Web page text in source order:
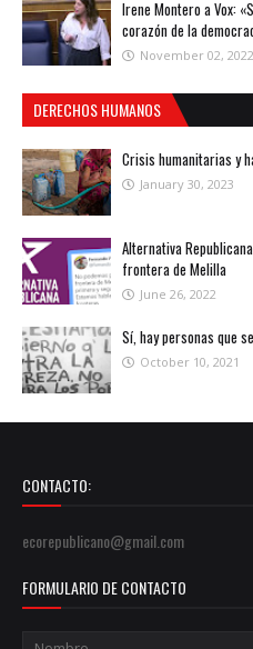
Irene Montero a Vox:
corazón de la
November 02, 2022
DERECHOS HUMANOS
Crisis humanitarias y
January 30, 2023
Alternativa
frontera de Melilla
June 26, 2022
Sí, hay personas que
October 10, 2021
CONTACTO:
ecorepublicano@gmail.com
FORMULARIO DE CONTACTO